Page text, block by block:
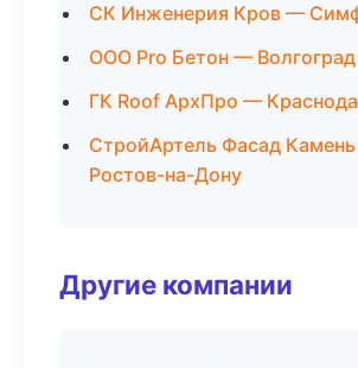
СК Инженерия Кров —
ООО Pro Бетон — Волгоград
ГК Roof АрхПро —
СтройАртель Фасад
Ростов-на-Дону
Другие компании